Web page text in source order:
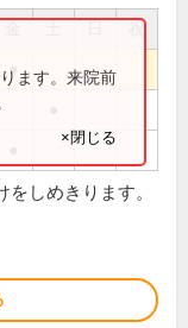
祝
●ます。来院前
×閉じる
しめきります。